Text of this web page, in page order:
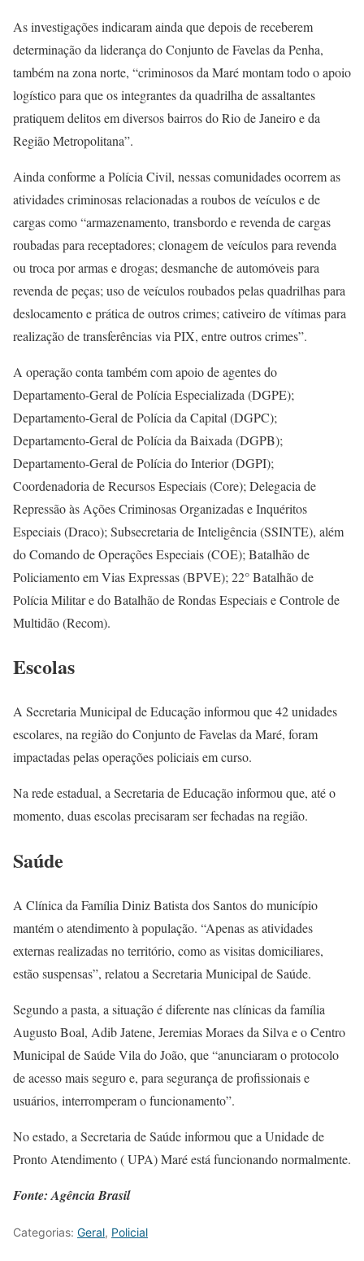
As investigações indicaram ainda que depois de receberem
determinação da liderança do Conjunto de Favelas da Penha,
também na zona norte, “criminosos da Maré montam todo o apoio
logístico para que os integrantes da quadrilha de assaltantes
pratiquem delitos em diversos bairros do Rio de Janeiro e da
Região Metropolitana”.
Ainda conforme a Polícia Civil, nessas comunidades ocorrem as
atividades criminosas relacionadas a roubos de veículos e de
cargas como “armazenamento, transbordo e revenda de cargas
roubadas para receptadores; clonagem de veículos para revenda
ou troca por armas e drogas; desmanche de automóveis para
revenda de peças; uso de veículos roubados pelas quadrilhas para
deslocamento e prática de outros crimes; cativeiro de vítimas para
realização de transferências via PIX, entre outros crimes”.
A operação conta também com apoio de agentes do
Departamento-Geral de Polícia Especializada (DGPE);
Departamento-Geral de Polícia da Capital (DGPC);
Departamento-Geral de Polícia da Baixada (DGPB);
Departamento-Geral de Polícia do Interior (DGPI);
Coordenadoria de Recursos Especiais (Core); Delegacia de
Repressão às Ações Criminosas Organizadas e Inquéritos
Especiais (Draco); Subsecretaria de Inteligência (SSINTE), além
do Comando de Operações Especiais (COE); Batalhão de
Policiamento em Vias Expressas (BPVE); 22° Batalhão de
Polícia Militar e do Batalhão de Rondas Especiais e Controle de
Multidão (Recom).
Escolas
A Secretaria Municipal de Educação informou que 42 unidades
escolares, na região do Conjunto de Favelas da Maré, foram
impactadas pelas operações policiais em curso.
Na rede estadual, a Secretaria de Educação informou que, até o
momento, duas escolas precisaram ser fechadas na região.
Saúde
A Clínica da Família Diniz Batista dos Santos do município
mantém o atendimento à população. “Apenas as atividades
externas realizadas no território, como as visitas domiciliares,
estão suspensas”, relatou a Secretaria Municipal de Saúde.
Segundo a pasta, a situação é diferente nas clínicas da família
Augusto Boal, Adib Jatene, Jeremias Moraes da Silva e o Centro
Municipal de Saúde Vila do João, que “anunciaram o protocolo
de acesso mais seguro e, para segurança de profissionais e
usuários, interromperam o funcionamento”.
No estado, a Secretaria de Saúde informou que a Unidade de
Pronto Atendimento ( UPA) Maré está funcionando normalmente.
Fonte: Agência Brasil
Categorias: Geral, Policial